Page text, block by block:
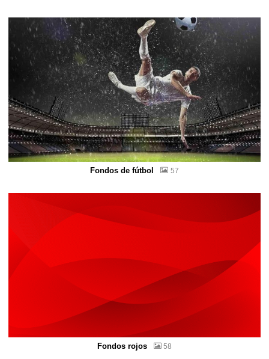
Fondos de fútbol 57
Fondos rojos 58